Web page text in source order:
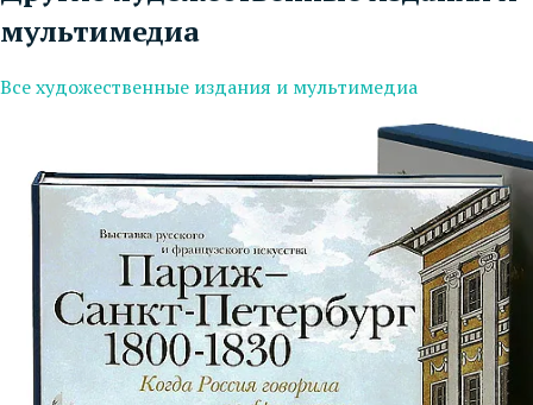
мультимедиа
Все художественные издания и мультимедиа